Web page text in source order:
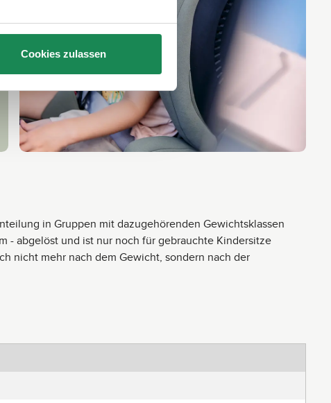
Cookies zulassen
in Gruppen mit dazugehörenden Gewichtsklassen
- abgelöst und ist nur noch für gebrauchte Kindersitze
nicht mehr nach dem Gewicht, sondern nach der